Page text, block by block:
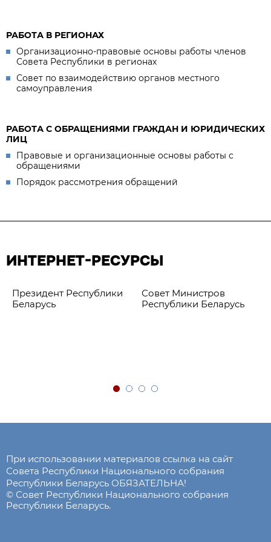
РАБОТА В РЕГИОНАХ
Организационно-правовые основы работы членов
Совета Республики в регионах
Совет по взаимодействию органов местного
самоуправления
РАБОТА С ОБРАЩЕНИЯМИ ГРАЖДАН И ЮРИДИЧЕСКИХ
ЛИЦ
Правовые и организационные основы работы с
обращениями
Порядок рассмотрения обращений
ИНТЕРНЕТ-РЕСУРСЫ
Президент Республики
Беларусь
Совет Министров
Республики Беларусь
При использовании материалов ссылка на сайт
Совета Республики Национального собрания
Республики Беларусь ОБЯЗАТЕЛЬНА!
© Совет Республики Национального собрания
Республики Беларусь.